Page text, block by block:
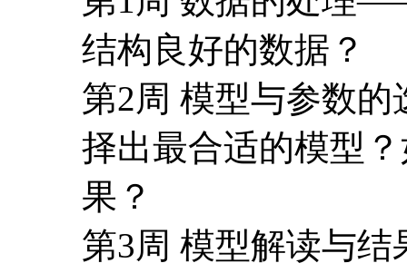
结构良好的数据？
第2周 模型与参数
择出最合适的模型
果？
第3周 模型解读与